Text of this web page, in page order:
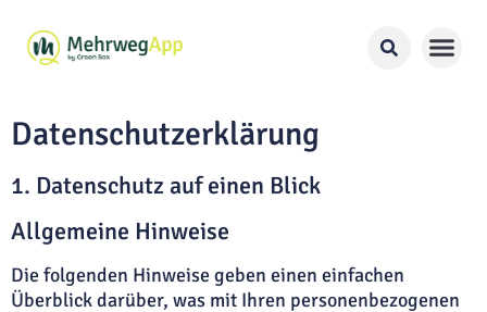
Datenschutz­erklärung
1. Datenschutz auf einen Blick
Allgemeine Hinweise
Die folgenden Hinweise geben einen einfachen
Überblick darüber, was mit Ihren personenbezogenen